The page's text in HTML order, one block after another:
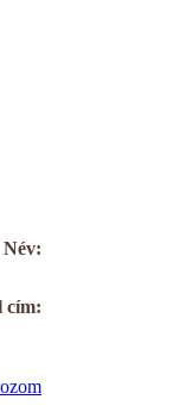
Név:
cím: